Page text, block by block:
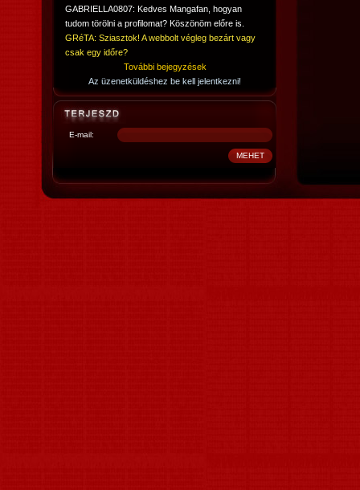
GABRIELLA0807: Kedves Mangafan, hogyan
tudom törölni a profilomat? Köszönöm előre is.
GRéTA: Sziasztok! A webbolt végleg bezárt vagy
csak egy időre?
További bejegyzések
Az üzenetküldéshez be kell jelentkezni!
E-mail: